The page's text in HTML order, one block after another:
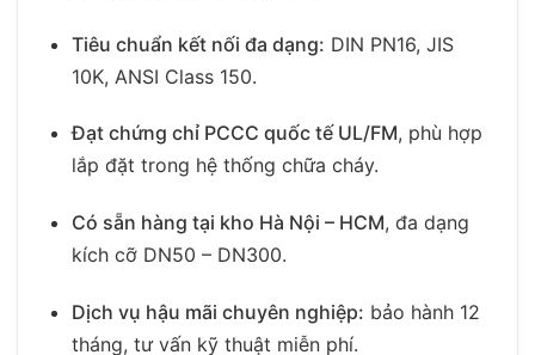
Tiêu chuẩn kết nối đa dạng: DIN PN16, JIS
10K, ANSI Class 150.
Đạt chứng chỉ PCCC quốc tế UL/FM, phù hợp
lắp đặt trong hệ thống chữa cháy.
Có sẵn hàng tại kho Hà Nội – HCM, đa dạng
kích cỡ DN50 – DN300.
Dịch vụ hậu mãi chuyên nghiệp: bảo hành 12
tháng, tư vấn kỹ thuật miễn phí.